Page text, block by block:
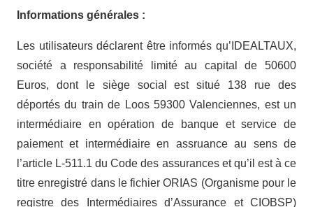
Informations générales :
Les utilisateurs déclarent être informés qu’IDEALTAUX,
société a responsabilité limité au capital de 50600
Euros, dont le siège social est situé 138 rue des
déportés du train de Loos 59300 Valenciennes, est un
intermédiaire en opération de banque et service de
paiement et intermédiaire en assruance au sens de
l’article L-511.1 du Code des assurances et qu’il est à ce
titre enregistré dans le fichier ORIAS (Organisme pour le
registre des Intermédiaires d’Assurance et CIOBSP)